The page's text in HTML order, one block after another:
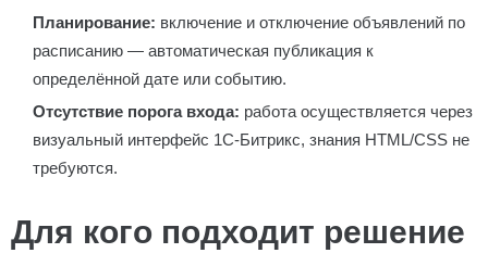
Планирование: включение и отключение объявлений по
расписанию — автоматическая публикация к
определённой дате или событию.
Отсутствие порога входа: работа осуществляется через
визуальный интерфейс 1С-Битрикс, знания HTML/CSS не
требуются.
Для кого подходит решение